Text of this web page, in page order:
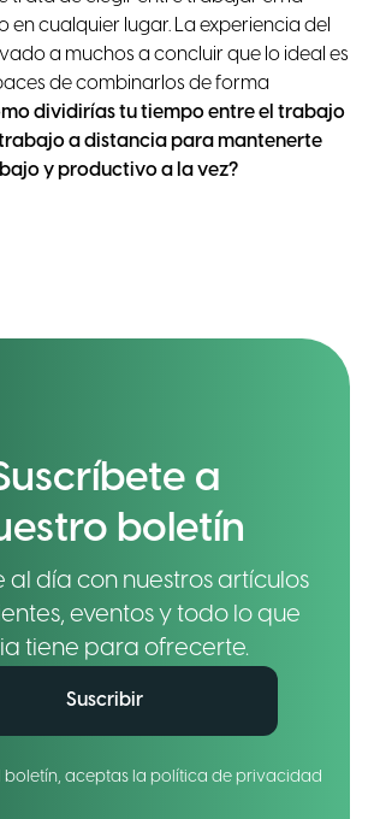
en cualquier lugar. La experiencia del
a muchos a concluir que lo ideal es
de combinarlos de forma
dividirías tu tiempo entre el trabajo
a distancia para mantenerte
y productivo a la vez?
a
boletín
al día con nuestros artículos
eventos y todo lo que
tiene para ofrecerte.
Suscribir
boletín, aceptas la política de privacidad